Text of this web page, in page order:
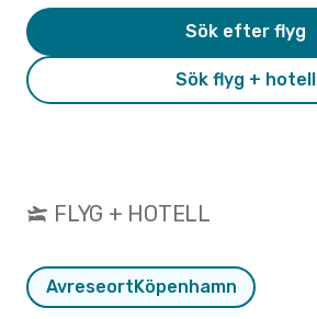
Sök flyg + hotell
Sök efter flyg
FLYG + HOTELL
Avreseort Köpenhamn